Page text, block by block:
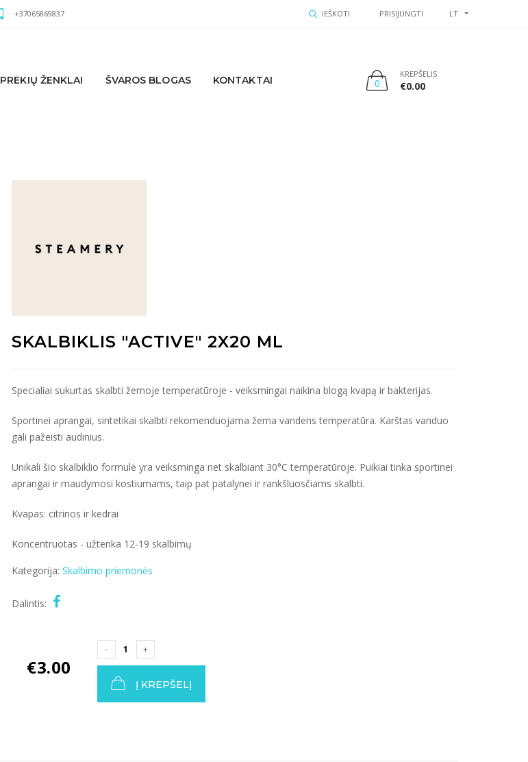
+37065869837 IEŠKOTI PRISIJUNGTI LT
PREKIŲ ŽENKLAI ŠVAROS BLOGAS KONTAKTAI 0
KREPŠELIS
€0.00
SKALBIKLIS "ACTIVE" 2X20 ML
Specialiai sukurtas skalbti žemoje temperatūroje - veiksmingai naikina blogą kvapą ir bakterijas.
Sportinei aprangai, sintetikai skalbti rekomenduojama žema vandens temperatūra. Karštas vanduo
gali pažeisti audinius.
Unikali šio skalbiklio formulė yra veiksminga net skalbiant 30°C temperatūroje. Puikiai tinka sportinei
aprangai ir maudymosi kostiumams, taip pat patalynei ir rankšluosčiams skalbti.
Kvapas: citrinos ir kedrai
Koncentruotas - užtenka 12-19 skalbimų
Kategorija: Skalbimo priemonės
Dalintis:
€3.00
Į KREPŠELĮ